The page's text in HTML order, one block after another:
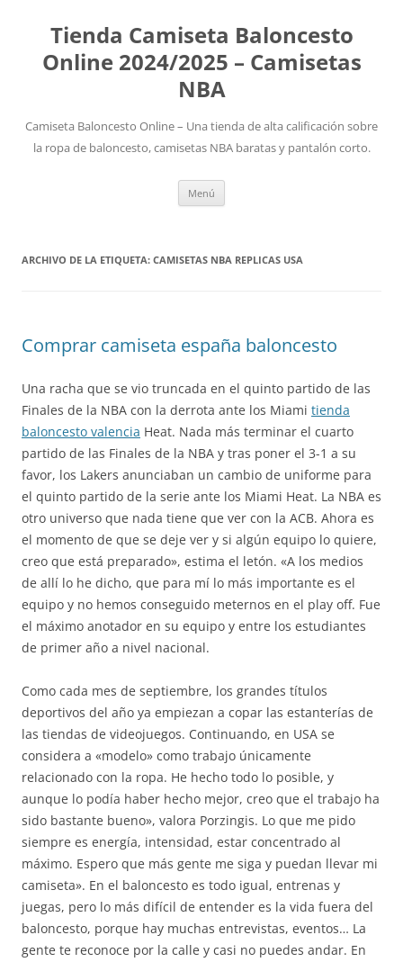
Tienda Camiseta Baloncesto
Online 2024/2025 – Camisetas
NBA
Camiseta Baloncesto Online – Una tienda de alta calificación sobre
la ropa de baloncesto, camisetas NBA baratas y pantalón corto.
Menú
ARCHIVO DE LA ETIQUETA: CAMISETAS NBA REPLICAS USA
Comprar camiseta españa baloncesto
Una racha que se vio truncada en el quinto partido de las
Finales de la NBA con la derrota ante los Miami tienda
baloncesto valencia Heat. Nada más terminar el cuarto
partido de las Finales de la NBA y tras poner el 3-1 a su
favor, los Lakers anunciaban un cambio de uniforme para
el quinto partido de la serie ante los Miami Heat. La NBA es
otro universo que nada tiene que ver con la ACB. Ahora es
el momento de que se deje ver y si algún equipo lo quiere,
creo que está preparado», estima el letón. «A los medios
de allí lo he dicho, que para mí lo más importante es el
equipo y no hemos conseguido meternos en el play off. Fue
el máximo anotador en su equipo y entre los estudiantes
de primer año a nivel nacional.
Como cada mes de septiembre, los grandes títulos
deportivos del año ya empiezan a copar las estanterías de
las tiendas de videojuegos. Continuando, en USA se
considera a «modelo» como trabajo únicamente
relacionado con la ropa. He hecho todo lo posible, y
aunque lo podía haber hecho mejor, creo que el trabajo ha
sido bastante bueno», valora Porzingis. Lo que me pido
siempre es energía, intensidad, estar concentrado al
máximo. Espero que más gente me siga y puedan llevar mi
camiseta». En el baloncesto es todo igual, entrenas y
juegas, pero lo más difícil de entender es la vida fuera del
baloncesto, porque hay muchas entrevistas, eventos… La
gente te reconoce por la calle y casi no puedes andar. En